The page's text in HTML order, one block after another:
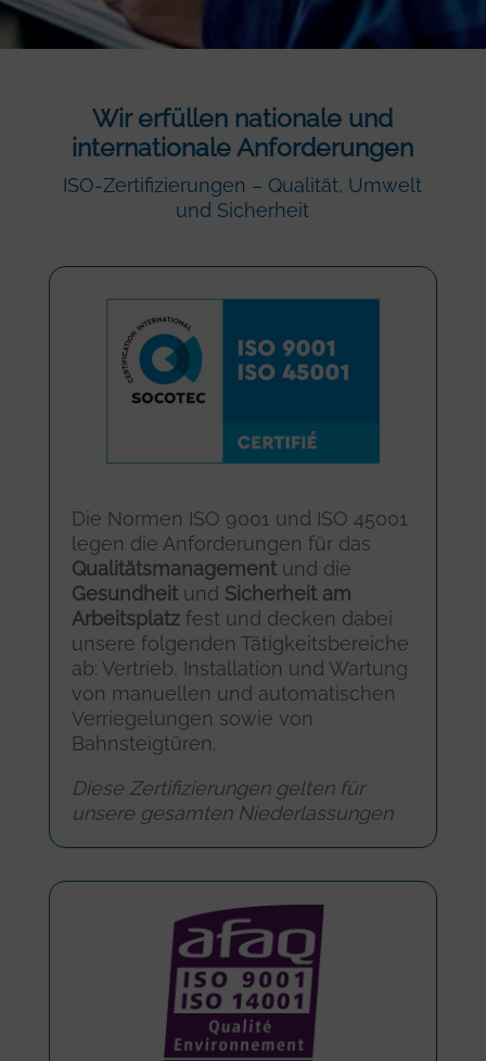
Wir erfüllen nationale und
internationale Anforderungen
ISO-Zertifizierungen – Qualität, Umwelt
und Sicherheit
Die Normen ISO 9001 und ISO 45001
legen die Anforderungen für das
Qualitätsmanagementund die
Gesundheitund Sicherheit am
Arbeitsplatzfest und decken dabei
unsere folgenden Tätigkeitsbereiche
ab: Vertrieb, Installation und Wartung
von manuellen und automatischen
Verriegelungen sowie von
Bahnsteigtüren.
Diese Zertifizierungen gelten für
unsere gesamten Niederlassungen